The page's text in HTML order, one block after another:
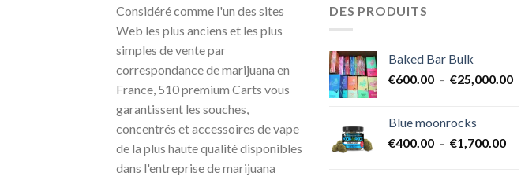
Considéré comme l'un des sites
Web les plus anciens et les plus
simples de vente par
correspondance de marijuana en
France, 510 premium Carts vous
garantissent les souches,
concentrés et accessoires de vape
de la plus haute qualité disponibles
dans l'entreprise de marijuana
DES PRODUITS
Baked Bar Bulk
€600.00 – €25,000.00
Blue moonrocks
€400.00 – €1,700.00